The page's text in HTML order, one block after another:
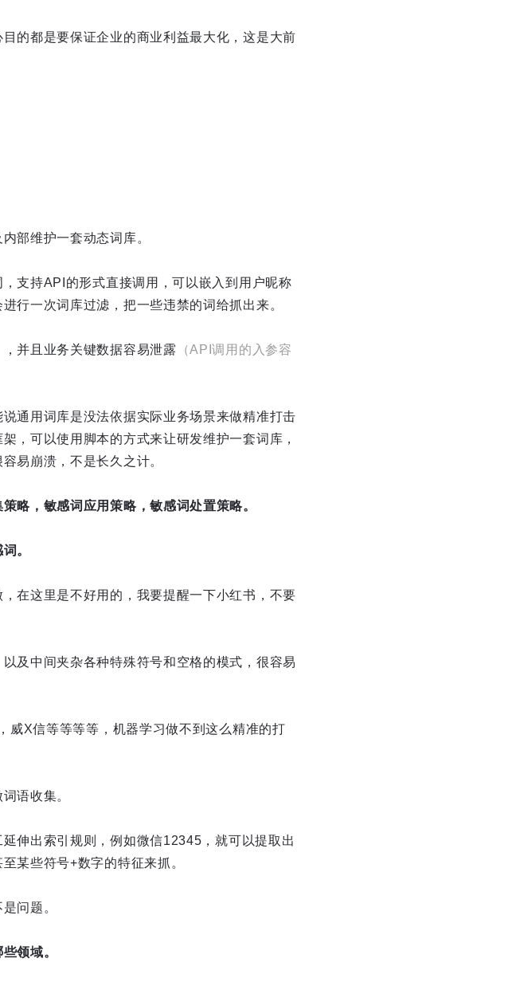
的都是要保证企业的商业利益最大化，这是大前
部维护一套动态词库。
支持API的形式直接调用，可以嵌入到用户昵称
行一次词库过滤，把一些违禁的词给抓出来。
，并且业务关键数据容易泄露 （API调用的入参容
通用词库是没法依据实际业务场景来做精准打击
，可以使用脚本的方式来让研发维护一套词库，
易崩溃，不是长久之计。
略，敏感词应用策略，敏感词处置策略。
。
在这里是不好用的，我要提醒一下小红书，不要
及中间夹杂各种特殊符号和空格的模式，很容易
威X信等等等等，机器学习做不到这么精准的打
语收集。
伸出索引规则，例如微信12345，就可以提取出
某些符号+数字的特征来抓。
问题。
领域。